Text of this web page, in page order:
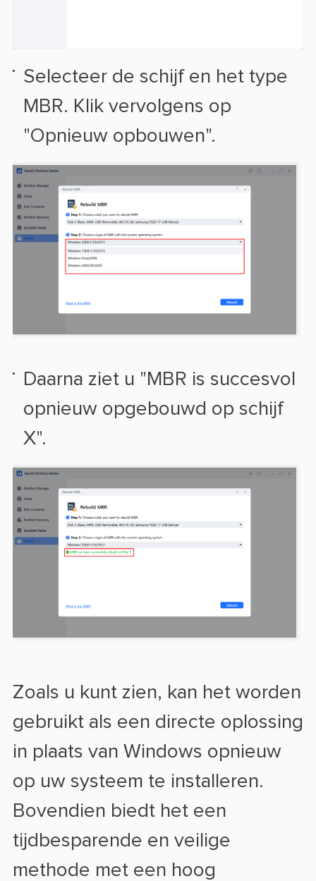
Selecteer de schijf en het type
MBR. Klik vervolgens op
"Opnieuw opbouwen".
Daarna ziet u "MBR is succesvol
opnieuw opgebouwd op schijf
X".
Zoals u kunt zien, kan het worden
gebruikt als een directe oplossing
in plaats van Windows opnieuw
op uw systeem te installeren.
Bovendien biedt het een
tijdbesparende en veilige
methode met een hoog